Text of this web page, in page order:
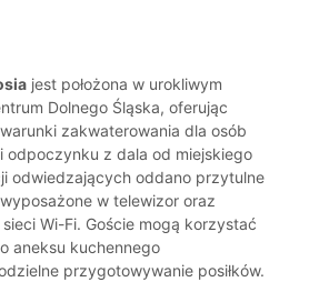
jest położona w urokliwym
Dolnego Śląska, oferując
zakwaterowania dla osób
odpoczynku z dala od miejskiego
odwiedzających oddano przytulne
w telewizor oraz
Wi-Fi. Goście mogą korzystać
aneksu kuchennego
przygotowywanie posiłków.